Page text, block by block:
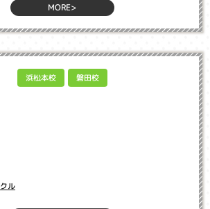
MORE>
浜松本校 磐田校
ル